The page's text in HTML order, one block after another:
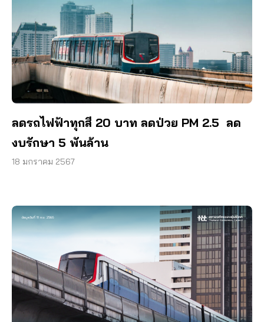
ลดรถไฟฟ้าทุกสี 20 บาท ลดป่วย PM 2.5 ลด
งบรักษา 5 พันล้าน
18 มกราคม 2567